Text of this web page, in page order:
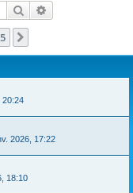
Rechercher
5
20:24
2026, 17:22
18:10